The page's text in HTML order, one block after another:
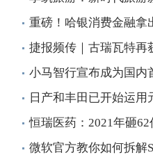
重磅！哈银消费金融拿
捷报频传｜古瑞瓦特再
小马智行宣布成为国内
日产和丰田已开始运用
恒瑞医药：2021年砸
微软官方教你如何拆解